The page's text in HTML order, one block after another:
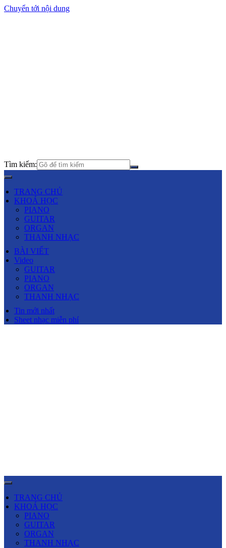
Chuyển tới nội dung
Tìm kiếm:
TRANG CHỦ
KHOÁ HỌC
PIANO
GUITAR
ORGAN
THANH NHẠC
BÀI VIẾT
Video
GUITAR
PIANO
ORGAN
THANH NHẠC
Tin mới nhất
Sheet nhạc miễn phí
TRANG CHỦ
KHOÁ HỌC
PIANO
GUITAR
ORGAN
THANH NHẠC